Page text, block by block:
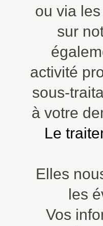
ou via
sur
activité
sous-
à votre
Le
Elles
les
Vos